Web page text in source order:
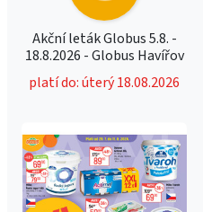
Akční leták Globus 5.8. -
18.8.2026 - Globus Havířov
platí do: úterý 18.08.2026